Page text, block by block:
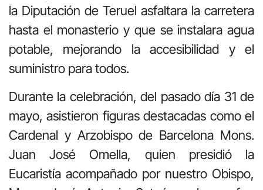
la Diputación de Teruel asfaltara la carretera
hasta el monasterio y que se instalara agua
potable, mejorando la accesibilidad y el
suministro para todos.
Durante la celebración, del pasado día 31 de
mayo, asistieron figuras destacadas como el
Cardenal y Arzobispo de Barcelona Mons.
Juan José Omella, quien presidió la
Eucaristía acompañado por nuestro Obispo,